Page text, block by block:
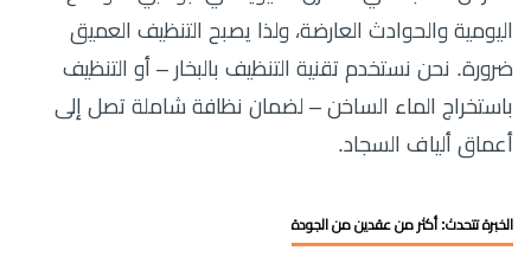
اليومية والحوادث العارضة، ولذا يصبح التنظيف العميق
ضرورة. نحن نستخدم تقنية التنظيف بالبخار – أو التنظيف
باستخراج الماء الساخن – لضمان نظافة شاملة تصل إلى
أعماق ألياف السجاد.
الخبرة تتحدث: أكثر من عقدين من الجودة